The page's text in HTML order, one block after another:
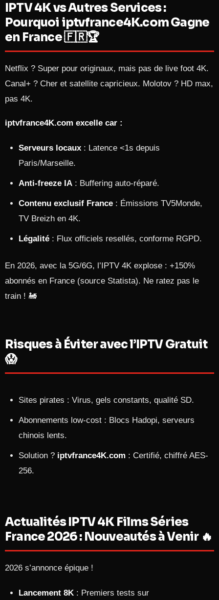
IPTV 4K vs Autres Services :
Pourquoi iptvfrance4K.com Gagne
en France 🇫🇷🏆
Netflix ? Super pour originaux, mais pas de live foot 4K.
Canal+ ? Cher et satellite capricieux. Molotov ? HD max,
pas 4K.
iptvfrance4K.com excelle car :
Serveurs locaux : Latence <1s depuis
Paris/Marseille.
Anti-freeze IA : Buffering auto-réparé.
Contenu exclusif France : Émissions TV5Monde,
TV Breizh en 4K.
Légalité : Flux officiels resellés, conforme RGPD.
En 2026, avec la 5G/6G, l’IPTV 4K explose : +150%
abonnés en France (source Statista). Ne ratez pas le
train ! 🚂
Risques à Éviter avec l’IPTV Gratuit
😱
Sites pirates : Virus, gels constants, qualité SD.
Abonnements low-cost : Blocs Hadopi, serveurs
chinois lents.
Solution ? iptvfrance4K.com : Certifié, chiffré AES-
256.
Actualités IPTV 4K Films Séries
France 2026 : Nouveautés à Venir 🔥
2026 s’annonce épique !
Lancement 8K : Premiers tests sur